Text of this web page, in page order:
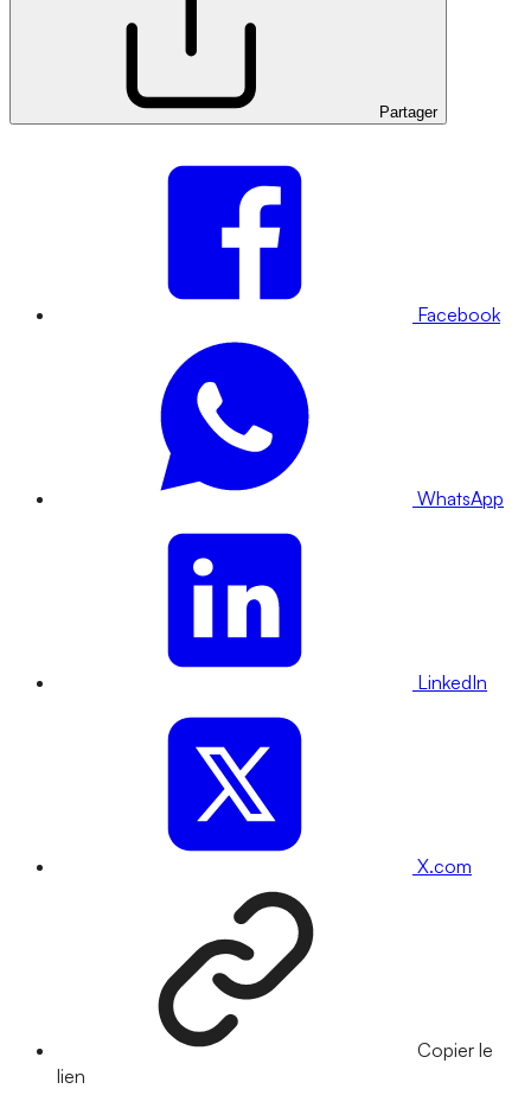
Partager
Facebook
WhatsApp
LinkedIn
X.com
Copier le
lien